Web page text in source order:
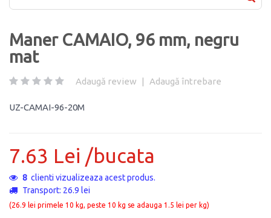
Maner CAMAIO, 96 mm, negru
mat
Adaugă review | Adaugă întrebare
UZ-CAMAI-96-20M
7.63 Lei /bucata
8 clienti vizualizeaza acest produs.
Transport: 26.9 lei
(26.9 lei primele 10 kg, peste 10 kg se adauga 1.5 lei per kg)